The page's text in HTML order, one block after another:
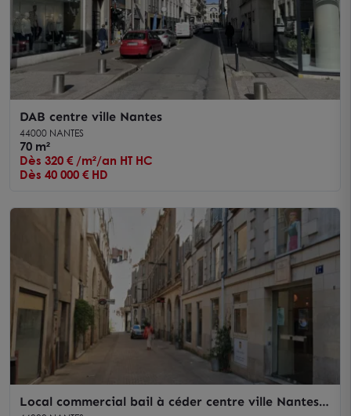
DAB centre ville Nantes
44000 NANTES
70 m²
Dès 320 € /m²/an HT HC
Dès 40 000 € HD
Local commercial bail à céder centre ville Nantes